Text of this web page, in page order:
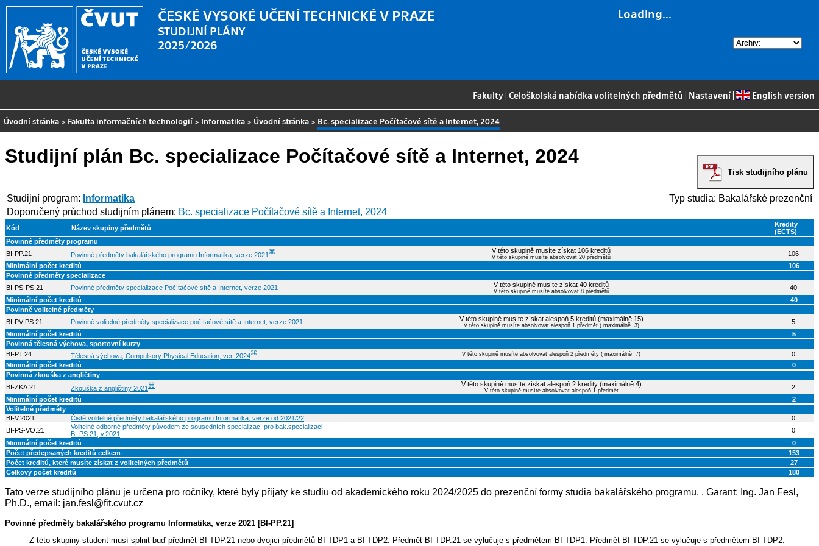
Loading...
ČESKÉ VYSOKÉ UČENÍ TECHNICKÉ V PRAZE
STUDIJNÍ PLÁNY
2025/2026
Fakulty |Celoškolská nabídka volitelných předmětů Nastavení| English version
Úvodní stránka > Fakulta informačních technologií > Informatika > Úvodní stránka > Bc. specializace Počítačové sítě a Internet, 2024
Tisk studijního plánu
Studijní plán Bc. specializace Počítačové sítě a Internet, 2024
Studijní program: Informatika
Typ studia: Bakalářské prezenční
Doporučený průchod studijním plánem: Bc. specializace Počítačové sítě a Internet, 2024
Kód Název skupiny předmětů
Kredity
(ECTS)
Povinné předměty programu
BI-PP.21
Povinné předměty bakalářského programu Informatika, verze 2021 ⌘ V této skupině musíte získat 106 kreditů
V této skupině musíte absolvovat 20 předmětů
106
Minimální počet kreditů
106
Povinné předměty specializace
BI-PS-PS.21
Povinné předměty specializace Počítačové sítě a Internet, verze 2021 V této skupině musíte získat 40 kreditů
V této skupině musíte absolvovat 8 předmětů
40
Minimální počet kreditů
40
Povinně volitelné předměty
BI-PV-PS.21
Povinně volitelné předměty specializace počítačové sítě a Internet, verze 2021 V této skupině musíte získat alespoň 5 kreditů (maximálně 15)
V této skupině musíte absolvovat alespoň 1 předmět ( maximálně 3)
5
Minimální počet kreditů
5
Povinná tělesná výchova, sportovní kurzy
BI-PT.24
Tělesná výchova, Compulsory Physical Education, ver. 2024⌘ V této skupině musíte absolvovat alespoň 2 předměty ( maximálně 7)
0
Minimální počet kreditů
0
Povinná zkouška z angličtiny
BI-ZKA.21
Zkouška z angličtiny 2021 ⌘ V této skupině musíte získat alespoň 2 kredity (maximálně 4)
V této skupině musíte absolvovat alespoň 1 předmět
2
Minimální počet kreditů
2
Volitelné předměty
BI-V.2021
Čistě volitelné předměty bakalářského programu Informatika, verze od 2021/22
0
BI-PS-VO.21
Volitelné odborné předměty původem ze sousedních specializací pro bak.specializaci
BI-PS.21, v.2021
0
Minimální počet kreditů
0
Počet předepsaných kreditů celkem
153
Počet kreditů, které musíte získat z volitelných předmětů
27
Celkový počet kreditů
180
Tato verze studijního plánu je určena pro ročníky, které byly přijaty ke studiu od akademického roku 2024/2025 do prezenční formy studia bakalářského programu. . Garant: Ing. Jan Fesl,
Ph.D., email: jan.fesl@fit.cvut.cz
Povinné předměty bakalářského programu Informatika, verze 2021 [BI-PP.21]
Z této skupiny student musí splnit buď předmět BI-TDP.21 nebo dvojici předmětů BI-TDP1 a BI-TDP2. Předmět BI-TDP.21 se vylučuje s předmětem BI-TDP1. Předmět BI-TDP.21 se vylučuje s předmětem BI-TDP2.